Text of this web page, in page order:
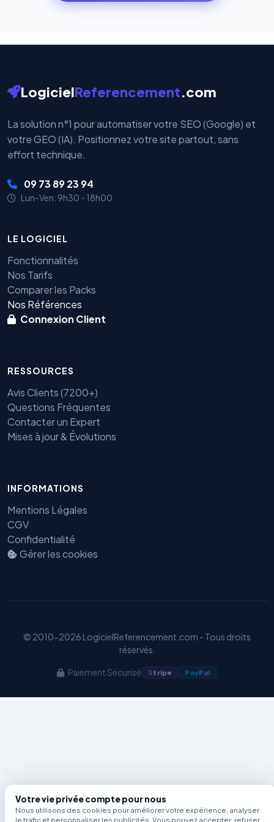
LogicielReferencement.com
La solution n°1 pour automatiser votre SEO (Google) et
votre GEO (IA). Positionnez votre site partout, sans
effort technique.
09 73 89 23 94
Lun-Ven: 9h30 - 18h00
LE LOGICIEL
Fonctionnalités
Nos Tarifs
Comparer les Packs
Nos Références
Connexion Client
RESSOURCES
Avis Clients (7200+)
Questions Fréquentes
Contacter un Expert
Mises à jour & Évolutions
INFORMATIONS
Mentions Légales
CGV
Confidentialité
Gérer les cookies
© 2010-2026 LogicielReferencement.com - Tous droits
réservés.
Paiement Sécurisé Stripe PayPal
Votre vie privée compte pour nous
Nous utilisons des cookies pour améliorer votre expérience, analyser
le trafic et personnaliser les publicités. Vous pouvez accepter, refuser